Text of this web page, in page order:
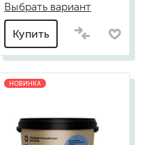
Выбрать вариант
Купить
НОВИНКА